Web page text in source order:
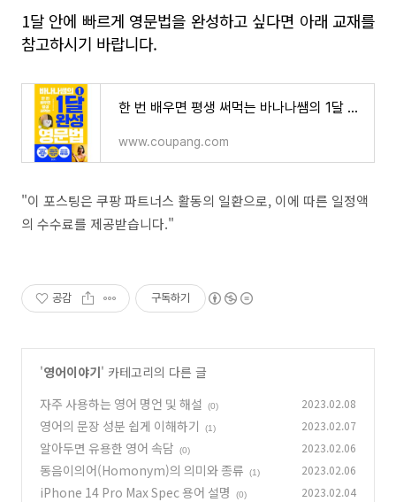
1달 안에 빠르게 영문법을 완성하고 싶다면 아래 교재를
참고하시기 바랍니다.
한 번 배우면 평생 써먹는 바나나쌤의 1달 완성 영문법 1
www.coupang.com
"이 포스팅은 쿠팡 파트너스 활동의 일환으로, 이에 따른 일정액
의 수수료를 제공받습니다."
공감 구독하기
'영어이야기' 카테고리의 다른 글
자주 사용하는 영어 명언 및 해설
(0) 2023.02.08
영어의 문장 성분 쉽게 이해하기 (1) 2023.02.07
알아두면 유용한 영어 속담 (0) 2023.02.06
동음이의어(Homonym)의 의미와 종류 (1) 2023.02.06
iPhone 14 Pro Max Spec 용어 설명 (0) 2023.02.04